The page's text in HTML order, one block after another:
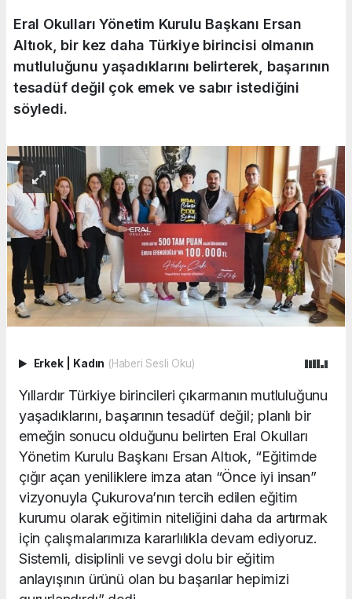
Eral Okulları Yönetim Kurulu Başkanı Ersan
Altıok, bir kez daha Türkiye birincisi olmanın
mutluluğunu yaşadıklarını belirterek, başarının
tesadüf değil çok emek ve sabır istediğini
söyledi.
Erkek Kadın (Haberi Sesli Oku)
Yıllardır Türkiye birincileri çıkarmanın mutluluğunu
yaşadıklarını, başarının tesadüf değil; planlı bir
emeğin sonucu olduğunu belirten Eral Okulları
Yönetim Kurulu Başkanı Ersan Altıok, “Eğitimde
çığır açan yeniliklere imza atan “Önce iyi insan”
vizyonuyla Çukurova’nın tercih edilen eğitim
kurumu olarak eğitimin niteliğini daha da artırmak
için çalışmalarımıza kararlılıkla devam ediyoruz.
Sistemli, disiplinli ve sevgi dolu bir eğitim
anlayışının ürünü olan bu başarılar hepimizi